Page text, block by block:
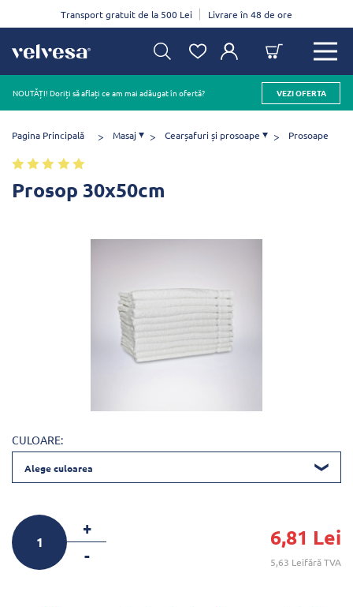
Transport gratuit de la 500 Lei Livrare în 48 de ore
NOUTĂȚI! Doriți să aflați ce am mai adăugat în ofertă? VEZI OFERTA
Pagina Principală Masaj Cearșafuri și prosoape Prosoape
Prosop 30x50cm
CULOARE:
Alege culoarea
+
-
6,81 Lei
5,63 Leifără TVA